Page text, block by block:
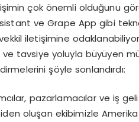
çok önemli olduğunu
ve Grape App gibi
iletişimine
tavsiye yoluyla büyüyen
şöyle sonlandırdı:
pazarlamacılar ve iş
oluşan ekibimizle